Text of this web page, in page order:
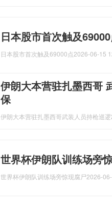
日本股市首次触及
日本股市首次触及69000点2026-06-15
伊朗大本营驻扎墨西哥
保
伊朗大本营驻扎墨西哥武装人员持枪巡逻
世界杯伊朗队训练场旁
世界杯伊朗队训练场旁惊现腐尸2026-